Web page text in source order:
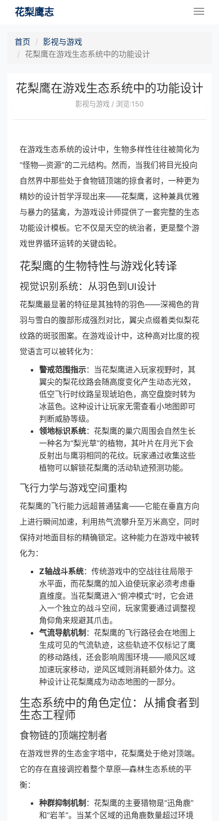
花梨鹰志
首页
影视与游戏
花梨鹰在游戏生态系统中的功能设计
花梨鹰在游戏生态系统中的功能设计
影视与游戏 / 浏览:150
在游戏生态系统的设计中，生物多样性往往被简化为
“怪物—资源”的二元结构。然而，当我们将目光投向
自然界中那些处于食物链顶端的掠食者时，一种更为
精妙的设计哲学浮现出来——花梨鹰，这种兼具优雅
与暴力的猛禽，为游戏设计师提供了一套完整的生态
功能设计模板。它不仅是天空的统治者，更是整个游
戏世界循环运转的关键齿轮。
花梨鹰的生物特性与游戏化转译
视觉识别系统：从羽色到UI设计
花梨鹰最显著的特征是其独特的羽色——深褐色的背
羽与雪白的腹部形成强烈对比，翼尖点缀着类似梨花
纹路的斑驳图案。在游戏设计中，这种高对比度的视
觉语言可以被转化为：
警戒范围指示：当花梨鹰进入玩家视野时，其
翼尖的梨花纹路会随高度变化产生动态光效，
低空飞行时纹路呈现琥珀色，高空盘旋时转为
冰蓝色。这种设计让玩家无需查看小地图即可
判断威胁等级。
领地标识系统：花梨鹰的巢穴周围会自然生长
一种名为“梨光草”的植物，其叶片在月光下会
反射出与鹰羽相同的花纹。玩家通过收集这些
植物可以解锁花梨鹰的活动轨迹预测功能。
飞行力学与游戏空间重构
花梨鹰的飞行能力远超普通猛禽——它能在垂直方向
上进行瞬间加速，利用热气流攀升至万米高空，同时
保持对地面目标的精确锁定。这种能力在游戏中被转
化为：
Z轴战斗系统：传统游戏中的空战往往局限于
水平面，而花梨鹰的加入迫使玩家必须考虑垂
直维度。当花梨鹰进入“俯冲模式”时，它会进
入一个独立的战斗空间，玩家需要通过调整视
角仰角来规避其爪击。
气流导航机制 ：花梨鹰的飞行路径会在地图上
生成可见的气流轨迹，这些轨迹不仅标记了鹰
的移动路线，还会影响周围环境——顺风区域
加速玩家移动，逆风区域则消耗额外体力。这
种设计让花梨鹰成为动态地图的一部分。
生态系统中的角色定位：从捕食者到
生态工程师
食物链的顶端控制者
在游戏世界的生态金字塔中，花梨鹰处于绝对顶端。
它的存在直接调控着整个草原—森林生态系统的平
衡：
种群抑制机制 ：花梨鹰的主要猎物是“迅角鹿”
和“岩羊”。当某个区域的迅角鹿数量超过环境